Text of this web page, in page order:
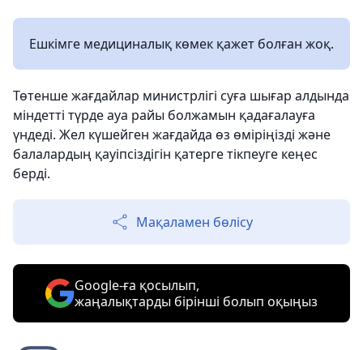
Ешкімге медициналық көмек қажет болған жоқ.
Төтенше жағдайлар министрлігі суға шығар алдында
міндетті түрде ауа райы болжамын қадағалауға
үндеді. Жел күшейген жағдайда өз өміріңізді және
балалардың қауіпсіздігін қатерге тікпеуге кеңес
берді.
Мақаламен бөлісу
Google-ға қосылып,
жаңалықтарды бірінші болып оқыңыз